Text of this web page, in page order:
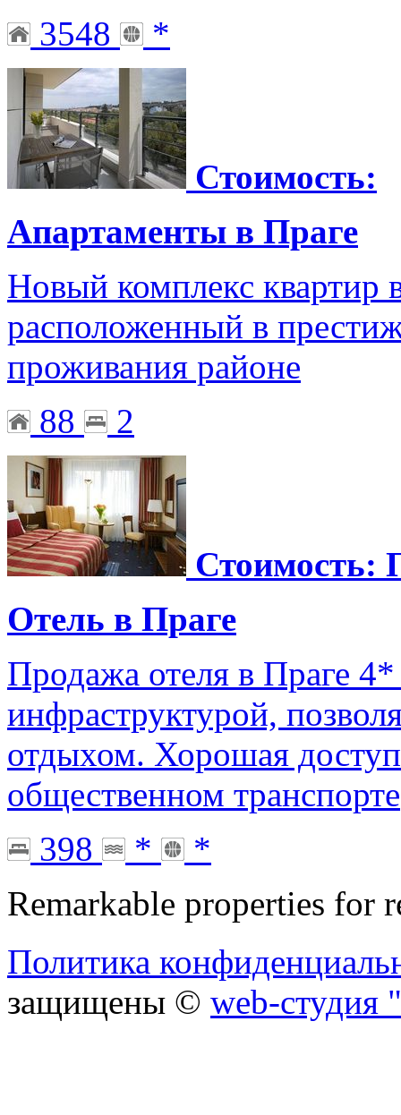
3548
*
Стоимость:
Апартаменты в Праге
Новый комплекс квартир
расположенный в
проживания районе
88
2
Стоимость:
Отель в Праге
Продажа отеля в Праге
инфраструктурой,
отдыхом. Хорошая
общественном транспорте
398
*
*
Remarkable properties for
Политика
защищены © web-студия